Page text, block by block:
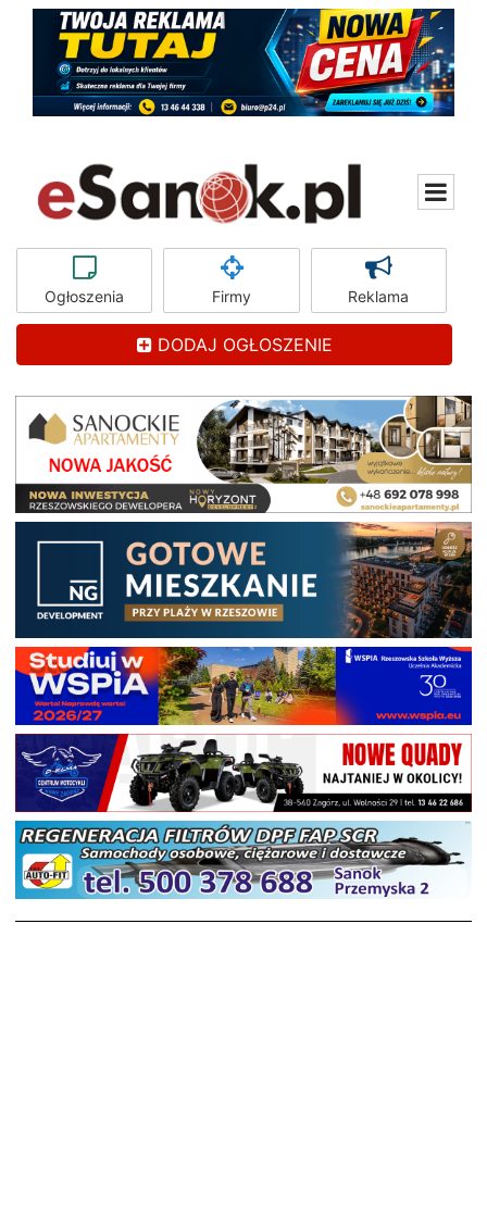
Ogłoszenia Firmy Reklama
DODAJ OGŁOSZENIE